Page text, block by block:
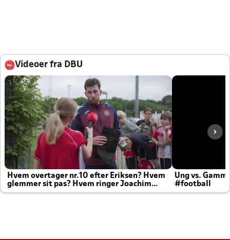
Videoer fra DBU
Hvem overtager nr.10 efter Eriksen? Hvem
glemmer sit pas? Hvem ringer Joachim
altid til efter kampe?
Ung vs.
#football